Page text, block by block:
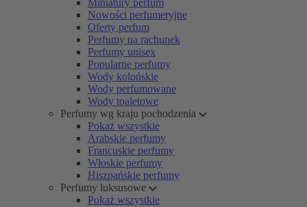
Miniatury perfum
Nowości perfumeryjne
Oferty perfum
Perfumy na rachunek
Perfumy unisex
Popularne perfumy
Wody kolońskie
Wody perfumowane
Wody toaletowe
Perfumy wg kraju pochodzenia
Pokaż wszystkie
Arabskie perfumy
Francuskie perfumy
Włoskie perfumy
Hiszpańskie perfumy
Perfumy luksusowe
Pokaż wszystkie